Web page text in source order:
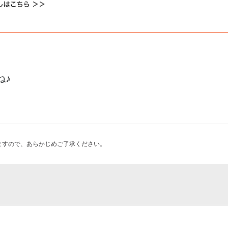
♪
ので、あらかじめご了承ください。
DISCO NIGHT 2026